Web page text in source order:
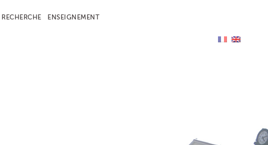
RECHERCHE ENSEIGNEMENT